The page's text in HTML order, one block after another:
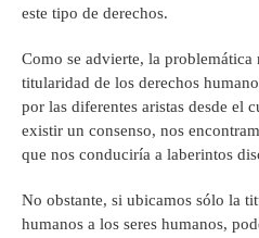
este tipo de derechos.
Como se advierte, la
titularidad de los derechos
por las diferentes aristas desde el
existir un consenso, nos
que nos conduciría a laberintos
No obstante, si ubicamos sólo la
humanos a los seres humanos,